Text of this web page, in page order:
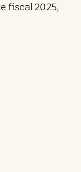
fiscal 2025,